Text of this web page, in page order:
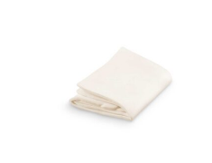
5,90 €.
5,00 €.